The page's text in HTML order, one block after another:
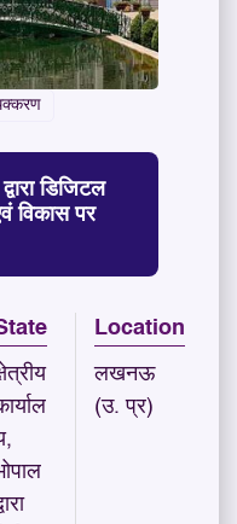
डिजिटल
विकास पर
Location
लखनऊ
(उ. प्र)